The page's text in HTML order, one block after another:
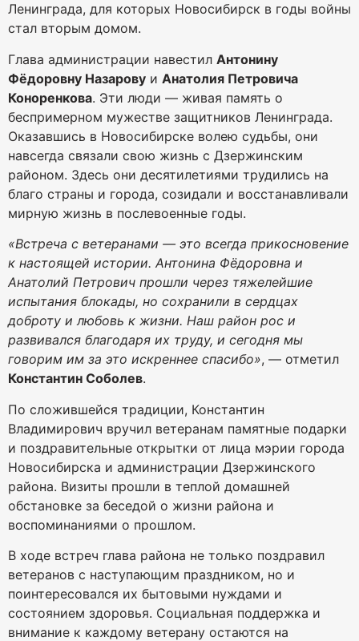
Ленинграда, для которых Новосибирск в годы войны
стал вторым домом.
Глава администрации навестил Антонину
Фёдоровну Назарову и Анатолия Петровича
Коноренкова. Эти люди — живая память о
беспримерном мужестве защитников Ленинграда.
Оказавшись в Новосибирске волею судьбы, они
навсегда связали свою жизнь с Дзержинским
районом. Здесь они десятилетиями трудились на
благо страны и города, созидали и восстанавливали
мирную жизнь в послевоенные годы.
«Встреча с ветеранами — это всегда прикосновение
к настоящей истории. Антонина Фёдоровна и
Анатолий Петрович прошли через тяжелейшие
испытания блокады, но сохранили в сердцах
доброту и любовь к жизни. Наш район рос и
развивался благодаря их труду, и сегодня мы
говорим им за это искреннее спасибо», — отметил
Константин Соболев.
По сложившейся традиции, Константин
Владимирович вручил ветеранам памятные подарки
и поздравительные открытки от лица мэрии города
Новосибирска и администрации Дзержинского
района. Визиты прошли в теплой домашней
обстановке за беседой о жизни района и
воспоминаниями о прошлом.
В ходе встреч глава района не только поздравил
ветеранов с наступающим праздником, но и
поинтересовался их бытовыми нуждами и
состоянием здоровья. Социальная поддержка и
внимание к каждому ветерану остаются на